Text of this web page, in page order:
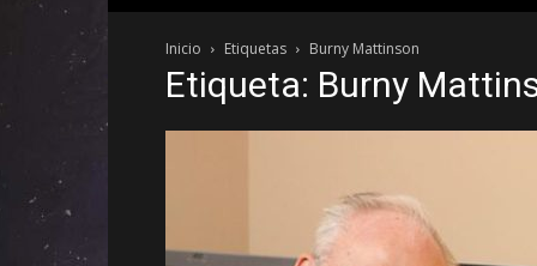
el
género
fantástico.
Inicio Etiquetas Burny Mattinson
Etiqueta: Burny